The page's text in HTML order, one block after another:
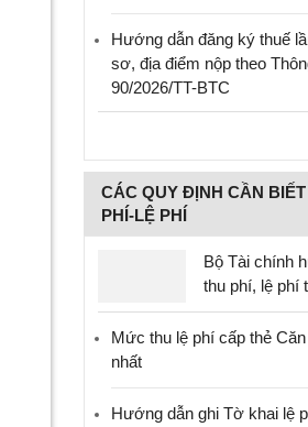
Hướng dẫn đăng ký thuế
sơ, địa điểm nộp theo
90/2026/TT-BTC
CÁC QUY ĐỊNH CẦN
PHÍ-LỆ PHÍ
Bộ Tài chính
thu phí, lệ phí
Mức thu lệ phí cấp thẻ
nhất
Hướng dẫn ghi Tờ khai lệ